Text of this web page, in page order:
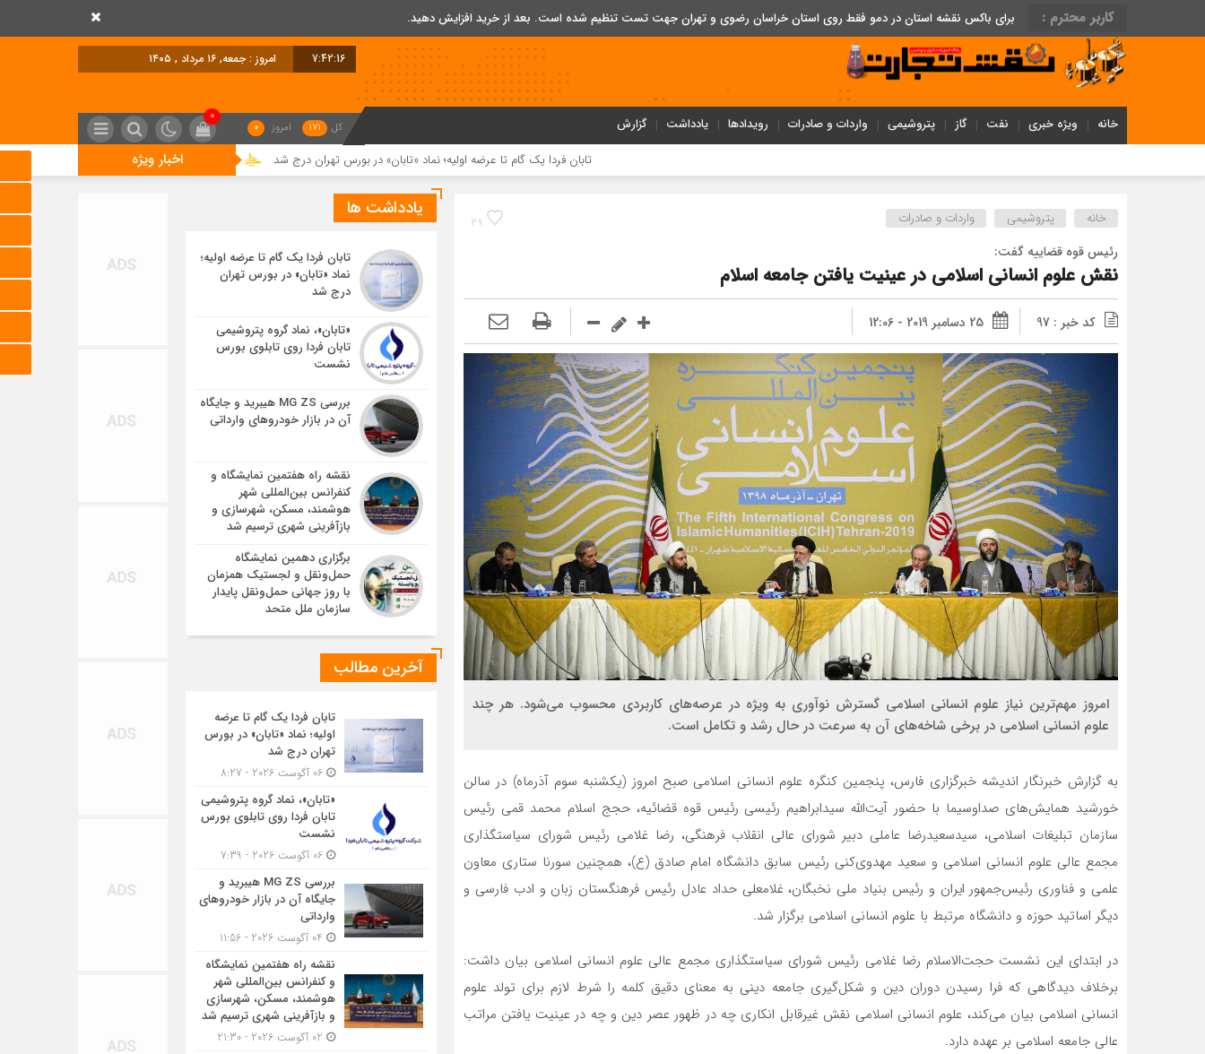
کاربر محترم : برای باکس نقشه استان در دمو فقط روی استان خراسان رضوی و تهران جهت تست تنظیم شده است. بعد از خرید افزایش دهید.
7:42:17 امروز : جمعه, ۱۶ مرداد , ۱۴۰۵
خانه ویژه خبری نفت گاز پتروشیمی واردات و صادرات رویدادها یادداشت گزارش کل 171 امروز 0
0
اخبار ویژه تابان فردا یک گام تا عرضه اولیه؛ نماد «تابان» در بورس تهران درج شد «تابان»، نماد گروه پتروشیمی تابان فردا روی تابلوی بورس نشست
29 خانه پتروشیمی واردات و صادرات
رئیس قوه قضاییه گفت:
نقش علوم انسانی اسلامی در عینیت یافتن جامعه اسلام
کد خبر : 97 25 دسامبر 2019 - 12:06
امروز مهم‌ترین نیاز علوم انسانی اسلامی گسترش نوآوری به ویژه در عرصه‌های کاربردی محسوب می‌شود. هر چند
علوم انسانی اسلامی در برخی شاخه‌های آن به سرعت در حال رشد و تکامل است.
به گزارش خبرنگار اندیشه خبرگزاری فارس، پنجمین کنگره علوم انسانی اسلامی صبح امروز (یکشنبه سوم آذرماه) در سالن
خورشید همایش‌های صداوسیما با حضور آیت‌الله سیدابراهیم رئیسی رئیس قوه قضائیه، حجج اسلام محمد قمی رئیس
سازمان تبلیغات اسلامی، سیدسعیدرضا عاملی دبیر شورای عالی انقلاب فرهنگی، رضا غلامی رئیس شورای سیاستگذاری
مجمع عالی علوم انسانی اسلامی و سعید مهدوی‌کنی رئیس سابق دانشگاه امام صادق (ع)، همچنین سورنا ستاری معاون
علمی و فناوری رئیس‌جمهور ایران و رئیس بنیاد ملی نخبگان، غلامعلی حداد عادل رئیس فرهنگستان زبان و ادب فارسی و
دیگر اساتید حوزه و دانشگاه مرتبط با علوم انسانی اسلامی برگزار شد.
در ابتدای این نشست حجت‌الاسلام رضا غلامی رئیس شورای سیاستگذاری مجمع عالی علوم انسانی اسلامی بیان داشت:
برخلاف دیدگاهی که فرا رسیدن دوران دین و شکل‌گیری جامعه دینی به معنای دقیق کلمه را شرط لازم برای تولد علوم
انسانی اسلامی بیان می‌کند، علوم انسانی اسلامی نقش غیرقابل انکاری چه در ظهور عصر دین و چه در عینیت یافتن مراتب
عالی جامعه اسلامی بر عهده دارد.
یادداشت ها
تابان فردا یک گام تا عرضه اولیه؛
نماد «تابان» در بورس تهران
درج شد
«تابان»، نماد گروه پتروشیمی
تابان فردا روی تابلوی بورس
نشست
بررسی MG ZS هیبرید و جایگاه
آن در بازار خودروهای وارداتی
نقشه راه هفتمین نمایشگاه و
کنفرانس بین‌المللی شهر
هوشمند، مسکن، شهرسازی و
بازآفرینی شهری ترسیم شد
برگزاری دهمین نمایشگاه
حمل‌ونقل و لجستیک همزمان
با روز جهانی حمل‌ونقل پایدار
سازمان ملل متحد
آخرین مطالب
تابان فردا یک گام تا عرضه
اولیه؛ نماد «تابان» در بورس
تهران درج شد
«تابان»، نماد گروه پتروشیمی
تابان فردا روی تابلوی بورس
نشست
بررسی MG ZS هیبرید و
جایگاه آن در بازار خودروهای
وارداتی
نقشه راه هفتمین نمایشگاه
و کنفرانس بین‌المللی شهر
هوشمند، مسکن، شهرسازی
و بازآفرینی شهری ترسیم شد